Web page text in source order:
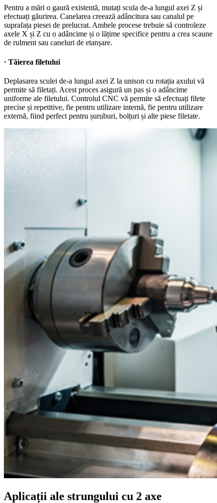
Pentru a mări o gaură existentă, mutați scula de-a lungul axei Z și
efectuați găurirea. Canelarea creează adâncitura sau canalul pe
suprafața piesei de prelucrat. Ambele procese trebuie să controleze
axele X și Z cu o adâncime și o lățime specifice pentru a crea scaune
de rulment sau caneluri de etanșare.
· Tăierea filetului
Deplasarea sculei de-a lungul axei Z la unison cu rotația axului vă
permite să filetați. Acest proces asigură un pas și o adâncime
uniforme ale filetului. Controlul CNC vă permite să efectuați filete
precise și repetitive, fie pentru utilizare internă, fie pentru utilizare
externă, fiind perfect pentru șuruburi, bolțuri și alte piese filetate.
Aplicații ale strungului cu 2 axe